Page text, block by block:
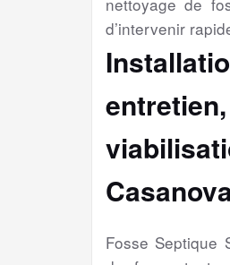
d’intervenir
Fosse Septique